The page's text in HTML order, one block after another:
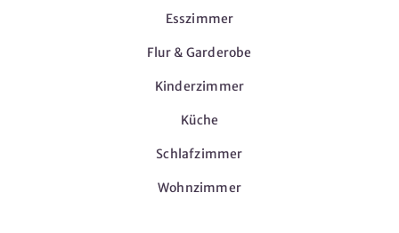
Esszimmer
Flur & Garderobe
Kinderzimmer
Küche
Schlafzimmer
Wohnzimmer